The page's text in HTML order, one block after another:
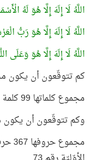
اللَّهُ لَا إِلَهَ إِلَّا هُوَ لَهُ
اللَّهُ لَا إِلَهَ إِلَّا هُوَ رَبُّ
اللَّهُ لَا إِلَهَ إِلَّا هُوَ وَعَلَى
كم تتوقّعون أن يكون
مجموع كلماتها 99 كلمة بما يماثل عدد أسماء الله الحسنى!
وكم تتوقّعون أن